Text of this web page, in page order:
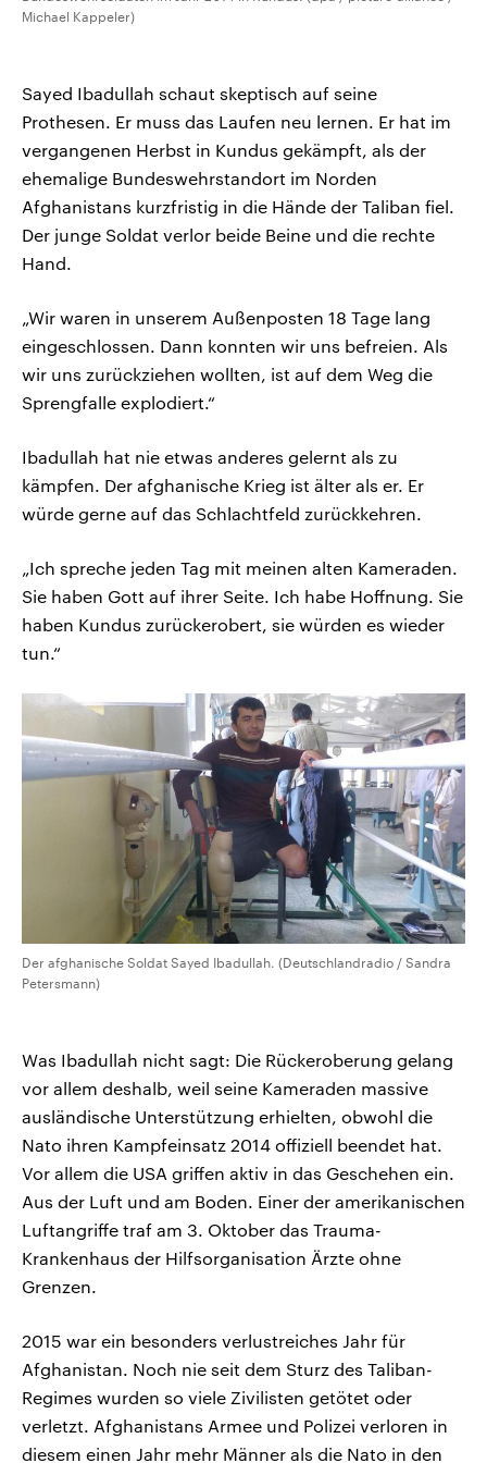
Michael Kappeler)
Sayed Ibadullah schaut skeptisch auf seine
Prothesen. Er muss das Laufen neu lernen. Er hat im
vergangenen Herbst in Kundus gekämpft, als der
ehemalige Bundeswehrstandort im Norden
Afghanistans kurzfristig in die Hände der Taliban fiel.
Der junge Soldat verlor beide Beine und die rechte
Hand.
„Wir waren in unserem Außenposten 18 Tage lang
eingeschlossen. Dann konnten wir uns befreien. Als
wir uns zurückziehen wollten, ist auf dem Weg die
Sprengfalle explodiert.“
Ibadullah hat nie etwas anderes gelernt als zu
kämpfen. Der afghanische Krieg ist älter als er. Er
würde gerne auf das Schlachtfeld zurückkehren.
„Ich spreche jeden Tag mit meinen alten Kameraden.
Sie haben Gott auf ihrer Seite. Ich habe Hoffnung. Sie
haben Kundus zurückerobert, sie würden es wieder
tun.“
Der afghanische Soldat Sayed Ibadullah. (Deutschlandradio / Sandra
Petersmann)
Was Ibadullah nicht sagt: Die Rückeroberung gelang
vor allem deshalb, weil seine Kameraden massive
ausländische Unterstützung erhielten, obwohl die
Nato ihren Kampfeinsatz 2014 offiziell beendet hat.
Vor allem die USA griffen aktiv in das Geschehen ein.
Aus der Luft und am Boden. Einer der amerikanischen
Luftangriffe traf am 3. Oktober das Trauma-
Krankenhaus der Hilfsorganisation Ärzte ohne
Grenzen.
2015 war ein besonders verlustreiches Jahr für
Afghanistan. Noch nie seit dem Sturz des Taliban-
Regimes wurden so viele Zivilisten getötet oder
verletzt. Afghanistans Armee und Polizei verloren in
diesem einen Jahr mehr Männer als die Nato in den